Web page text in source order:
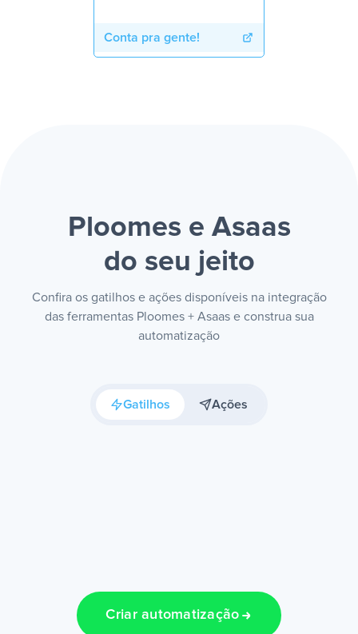
Conta pra gente!
Ploomes e Asaas
do seu jeito
Confira os gatilhos e ações disponíveis na integração
das ferramentas Ploomes + Asaas e construa sua
automatização
Gatilhos Ações
Criar automatização